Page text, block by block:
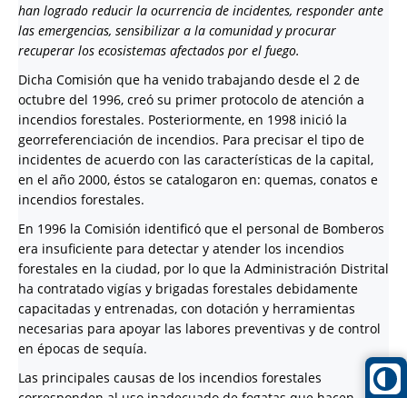
han logrado reducir la ocurrencia de incidentes, responder ante
las emergencias, sensibilizar a la comunidad y procurar
recuperar los ecosistemas afectados por el fuego.
Dicha Comisión que ha venido trabajando desde el 2 de
octubre del 1996, creó su primer protocolo de atención a
incendios forestales. Posteriormente, en 1998 inició la
georreferenciación de incendios. Para precisar el tipo de
incidentes de acuerdo con las características de la capital,
en el año 2000, éstos se catalogaron en: quemas, conatos e
incendios forestales.
En 1996 la Comisión identificó que el personal de Bomberos
era insuficiente para detectar y atender los incendios
forestales en la ciudad, por lo que la Administración Distrital
ha contratado vigías y brigadas forestales debidamente
capacitadas y entrenadas, con dotación y herramientas
necesarias para apoyar las labores preventivas y de control
en épocas de sequía.
Las principales causas de los incendios forestales